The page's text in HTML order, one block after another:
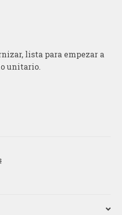
lista para empezar a
unitario.